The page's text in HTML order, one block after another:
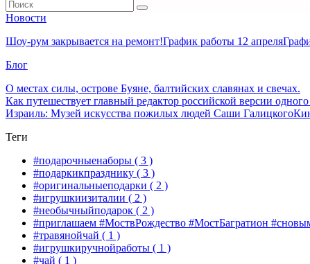
Новости
Шоу-рум закрывается на ремонт!График работы 12 апреля
Блог
О местах силы, острове Буяне, балтийских славянах и свечах.
Как путешествует главный редактор российской версии
Израиль: Музей искусства пожилых людей Саши Галицкого
Теги
#подарочныенаборы ( 3 )
#подаркикпразднику ( 3 )
#оригинальныеподарки ( 2 )
#игрушкиизиталии ( 2 )
#необычныйподарок ( 2 )
#приглашаем #МоствРождество #МостБагратион
#травянойчай ( 1 )
#игрушкиручнойработы ( 1 )
#чай ( 1 )